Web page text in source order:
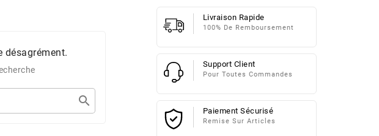
désagrément.

Livraison Rapide
100% De Remboursement
Support Client
Pour Toutes Commandes
Paiement Sécurisé
Remise Sur Articles